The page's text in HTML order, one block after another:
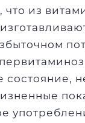
что из
состояние,